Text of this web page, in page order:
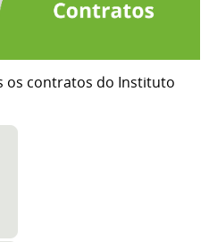
os contratos do Instituto